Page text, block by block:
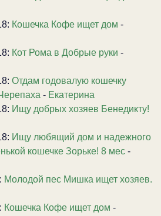
Кошечка Кофе ищет дом -
Кот Рома в Добрые руки -
Отдам годовалую кошечку
- Екатерина
Ищу добрых хозяев Бенедикту!
Ищу любящий дом и надежного
кошечке Зорьке! 8 мес -
Молодой пес Мишка ищет хозяев.
Кошечка Кофе ищет дом -